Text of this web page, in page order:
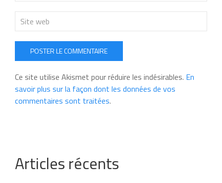
POSTER LE COMMENTAIRE
Ce site utilise Akismet pour réduire les indésirables. En
savoir plus sur la façon dont les données de vos
commentaires sont traitées.
Articles récents